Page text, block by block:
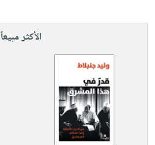
الأكثر مبيعاً